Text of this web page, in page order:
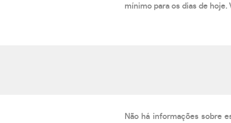
mínimo para os dias de
Não há informações sobre